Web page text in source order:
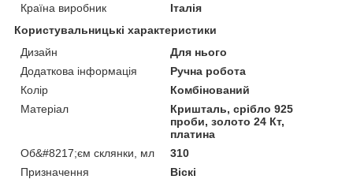
Країна виробник
Італія
Користувальницькі характеристики
Дизайн
Для нього
Додаткова інформація
Ручна робота
Колір
Комбінований
Матеріал
Кришталь, срібло 925
проби, золото 24 Кт,
платина
Об&#8217;єм склянки, мл
310
Призначення
Віскі